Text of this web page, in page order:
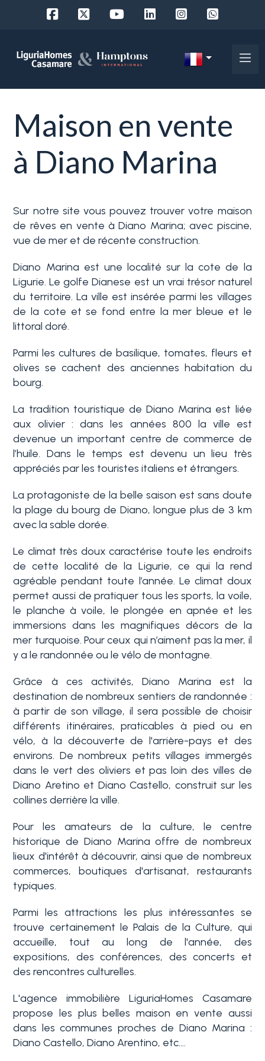
Maison en vente
à Diano Marina
Sur notre site vous pouvez trouver votre maison
de rêves en vente à Diano Marina; avec piscine,
vue de mer et de récente construction.
Diano Marina est une localité sur la cote de la
Ligurie. Le golfe Dianese est un vrai trésor naturel
du territoire. La ville est insérée parmi les villages
de la cote et se fond entre la mer bleue et le
littoral doré.
Parmi les cultures de basilique, tomates, fleurs et
olives se cachent des anciennes habitation du
bourg.
La tradition touristique de Diano Marina est liée
aux olivier : dans les années 800 la ville est
devenue un important centre de commerce de
l’huile. Dans le temps est devenu un lieu très
appréciés par les touristes italiens et étrangers.
La protagoniste de la belle saison est sans doute
la plage du bourg de Diano, longue plus de 3 km
avec la sable dorée.
Le climat très doux caractérise toute les endroits
de cette localité de la Ligurie, ce qui la rend
agréable pendant toute l’année. Le climat doux
permet aussi de pratiquer tous les sports, la voile,
le planche à voile, le plongée en apnée et les
immersions dans les magnifiques décors de la
mer turquoise. Pour ceux qui n’aiment pas la mer, il
y a le randonnée ou le vélo de montagne.
Grâce à ces activités, Diano Marina est la
destination de nombreux sentiers de randonnée :
à partir de son village, il sera possible de choisir
différents itinéraires, praticables à pied ou en
vélo, à la découverte de l'arrière-pays et des
environs. De nombreux petits villages immergés
dans le vert des oliviers et pas loin des villes de
Diano Aretino et Diano Castello, construit sur les
collines derrière la ville.
Pour les amateurs de la culture, le centre
historique de Diano Marina offre de nombreux
lieux d'intérêt à découvrir, ainsi que de nombreux
commerces, boutiques d'artisanat, restaurants
typiques.
Parmi les attractions les plus intéressantes se
trouve certainement le Palais de la Culture, qui
accueille, tout au long de l'année, des
expositions, des conférences, des concerts et
des rencontres culturelles.
L'agence immobilière LiguriaHomes Casamare
propose les plus belles maison en vente aussi
dans les communes proches de Diano Marina :
Diano Castello, Diano Arentino, etc....
DE
RU
propos
de
nous
Service
Immobilier
Ventes
Blog
Contact
Favoris
oà¹
chercher
Province
Choisir la Ville
Typologie
-
multiple
Résidentiels
Prix
Chambres
1
2
3+
Autres
options
multiple
Jardin
Balcon/Terrasse